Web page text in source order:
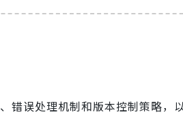
错误处理机制和版本控制策略，